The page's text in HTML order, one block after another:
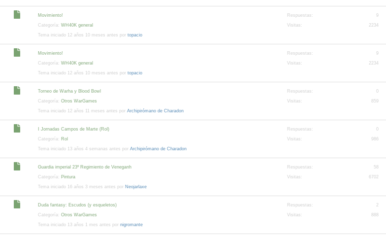
Movimiento!
Categoría: WH40K general
Tema iniciado 12 años 10 meses antes por topacio
Respuestas:
9
Visitas:
2234
Movimiento!
Categoría: WH40K general
Tema iniciado 12 años 10 meses antes por topacio
Respuestas:
9
Visitas:
2234
Torneo de Warha y Blood Bowl
Categoría: Otros WarGames
Tema iniciado 12 años 11 meses antes por Archipirómano de Charadon
Respuestas:
0
Visitas:
859
I Jornadas Campos de Marte (Rol)
Categoría: Rol
Tema iniciado 13 años 4 semanas antes por Archipirómano de Charadon
Respuestas:
0
Visitas:
986
Guardia imperial 23º Regimiento de Veneganh
Categoría: Pintura
Tema iniciado 16 años 3 meses antes por Neojarlaxe
Respuestas:
58
Visitas:
6702
Duda fantasy: Escudos (y esqueletos)
Categoría: Otros WarGames
Tema iniciado 13 años 1 mes antes por nigromante
Respuestas:
2
Visitas:
888